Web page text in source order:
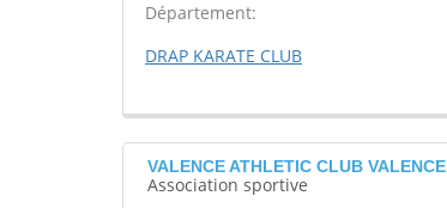
Département:
DRAP KARATE CLUB
VALENCE ATHLETIC CLUB VALENCE
Association sportive